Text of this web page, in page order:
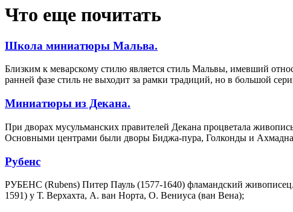
Что еще почитать
Школа миниатюры Мальва.
Близким к меварскому стилю является стиль Мальвы, имевший
ранней фазе стиль не выходит за рамки традиций, но в большой
Миниатюры из Декана.
При дворах мусульманских правителей Декана процветала
Основными центрами были дворы Биджа-пура, Голконды и
Рубенс
РУБЕНС (Rubens) Питер Пауль (1577-1640) фламандский
1591) у Т. Верхахта, А. ван Норта, О. Вениуса (ван Вена);